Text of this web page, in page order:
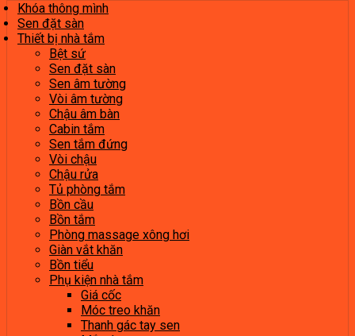
Khóa thông mình
Sen đặt sàn
Thiết bị nhà tắm
Bệt sứ
Sen đặt sàn
Sen âm tường
Vòi âm tường
Chậu âm bàn
Cabin tắm
Sen tắm đứng
Vòi chậu
Chậu rửa
Tủ phòng tắm
Bồn cầu
Bồn tắm
Phòng massage xông hơi
Giàn vắt khăn
Bồn tiểu
Phụ kiện nhà tắm
Giá cốc
Móc treo khăn
Thanh gác tay sen